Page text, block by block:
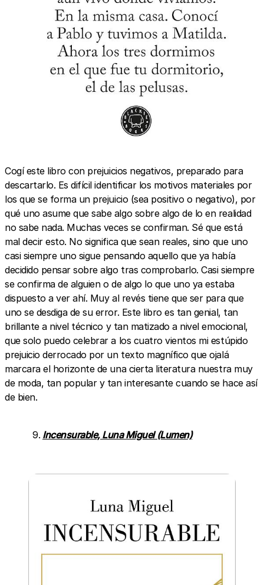
Cogí este libro con prejuicios negativos, preparado para
descartarlo. Es difícil identificar los motivos materiales por
los que se forma un prejuicio (sea positivo o negativo), por
qué uno asume que sabe algo sobre algo de lo en realidad
no sabe nada. Muchas veces se confirman. Sé que está
mal decir esto. No significa que sean reales, sino que uno
casi siempre uno sigue pensando aquello que ya había
decidido pensar sobre algo tras comprobarlo. Casi siempre
se confirma de alguien o de algo lo que uno ya estaba
dispuesto a ver ahí. Muy al revés tiene que ser para que
uno se desdiga de su error. Este libro es tan genial, tan
brillante a nivel técnico y tan matizado a nivel emocional,
que solo puedo celebrar a los cuatro vientos mi estúpido
prejuicio derrocado por un texto magnífico que ojalá
marcara el horizonte de una cierta literatura nuestra muy
de moda, tan popular y tan interesante cuando se hace así
de bien.
Incensurable, Luna Miguel (Lumen)